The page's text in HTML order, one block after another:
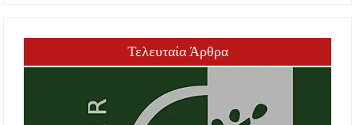
Τελευταία Άρθρα